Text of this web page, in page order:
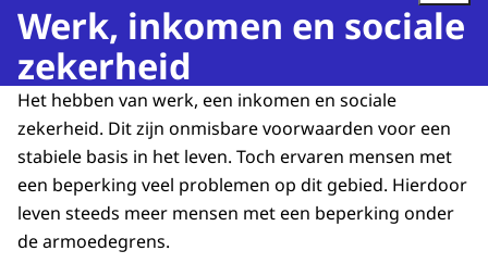
Werk, inkomen en sociale
zekerheid
Het hebben van werk, een inkomen en sociale
zekerheid. Dit zijn onmisbare voorwaarden voor een
stabiele basis in het leven. Toch ervaren mensen met
een beperking veel problemen op dit gebied. Hierdoor
leven steeds meer mensen met een beperking onder
de armoedegrens.